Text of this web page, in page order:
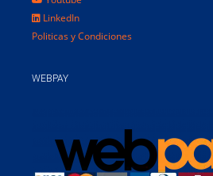
LinkedIn
Politicas y Condiciones
WEBPAY